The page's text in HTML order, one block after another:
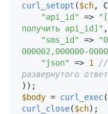
curl_setopt ($ch,
"api_id"
=>
получить api_id]" ,
"sms_id"
=>
000002,000000-
"json"
=> 1
//
развернутого
$body = curl_exec(
curl_close($ch);